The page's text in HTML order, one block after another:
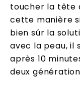
toucher la tête
cette manière
bien sûr la
avec la peau, il
après 10
deux